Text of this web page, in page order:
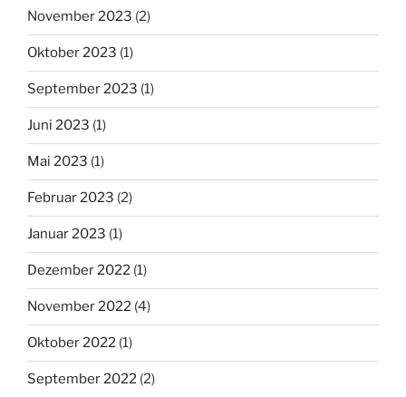
November 2023 (2)
Oktober 2023 (1)
September 2023 (1)
Juni 2023 (1)
Mai 2023 (1)
Februar 2023 (2)
Januar 2023 (1)
Dezember 2022 (1)
November 2022 (4)
Oktober 2022 (1)
September 2022 (2)